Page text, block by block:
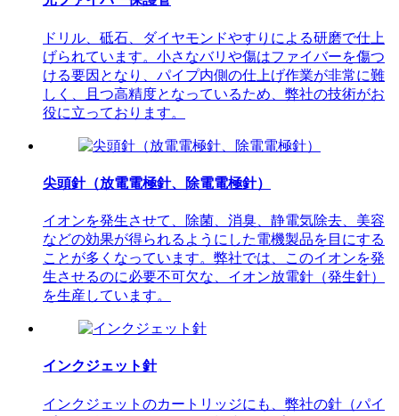
ドリル、砥石、ダイヤモンドやすりによる研磨で仕上
げられています。小さなバリや傷はファイバーを傷つ
ける要因となり、パイプ内側の仕上げ作業が非常に難
しく、且つ高精度となっているため、弊社の技術がお
役に立っております。
尖頭針（放電電極針、除電電極針）
イオンを発生させて、除菌、消臭、静電気除去、美容
などの効果が得られるようにした電機製品を目にする
ことが多くなっています。弊社では、このイオンを発
生させるのに必要不可欠な、イオン放電針（発生針）
を生産しています。
インクジェット針
インクジェットのカートリッジにも、弊社の針（パイ